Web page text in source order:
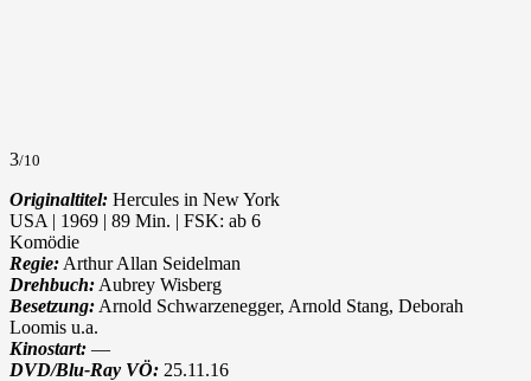
3/10
Originaltitel: Hercules in New York
USA | 1969 | 89 Min. | FSK: ab 6
Komödie
Regie: Arthur Allan Seidelman
Drehbuch: Aubrey Wisberg
Besetzung: Arnold Schwarzenegger, Arnold Stang, Deborah
Loomis u.a.
Kinostart: —
DVD/Blu-Ray VÖ: 25.11.16